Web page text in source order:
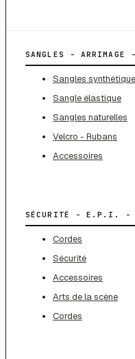
SANGLES - ARRIMAGE
Sangles
Sangle élastique
Sangles naturelles
Velcro - Rubans
Accessoires
SÉCURITÉ - E.P.I. -
Cordes
Sécurité
Accessoires
Arts de la scène
Cordes